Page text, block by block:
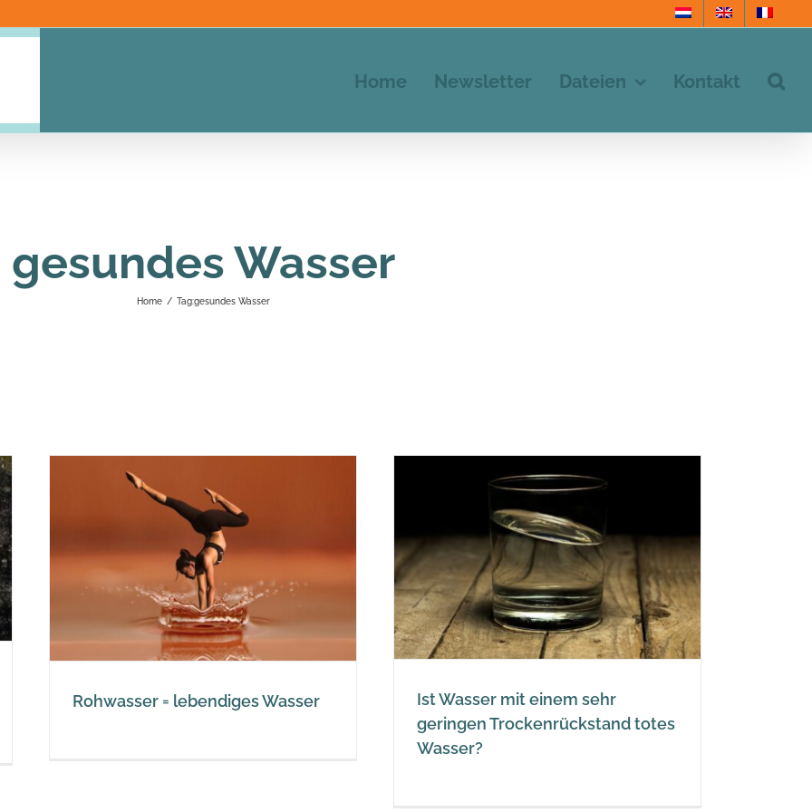
Home Newsletter Dateien Kontakt
gesundes Wasser
Home / Tag:gesundes Wasser
Rohwasser = lebendiges Wasser
Ist Wasser mit einem sehr
geringen Trockenrückstand totes
Wasser?
Wasser
Ist Wasser mit einem sehr
geringen Trockenrückstand totes
Wasser?